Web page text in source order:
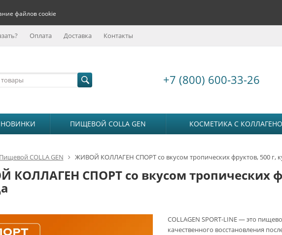
файлов cookie
Оплата Доставка Контакты
+7 (800) 600-33-26
НОВИНКИ ПИЩЕВОЙ COLLA GEN КОСМЕТИКА С
Пищевой COLLA GEN ЖИВОЙ КОЛЛАГЕН СПОРТ со вкусом тропических фруктов, 500 г,
КОЛЛАГЕН СПОРТ со вкусом тропических
COLLAGEN SPORT-LINE — это
качественного восстановления